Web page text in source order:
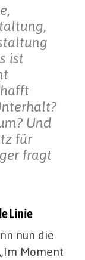
ist
Und
für
fragt
Linie
nun die
Moment